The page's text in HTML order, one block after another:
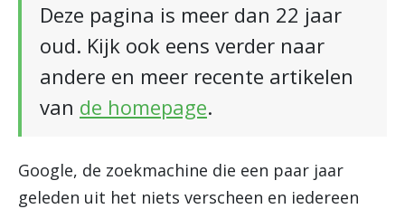
Deze pagina is meer dan 22 jaar
oud. Kijk ook eens verder naar
andere en meer recente artikelen
van de homepage.
Google, de zoekmachine die een paar jaar
geleden uit het niets verscheen en iedereen